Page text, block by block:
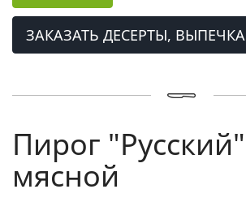
ЗАКАЗАТЬ ДЕСЕРТЫ, ВЫПЕЧКА
Пирог "Русский"
мясной